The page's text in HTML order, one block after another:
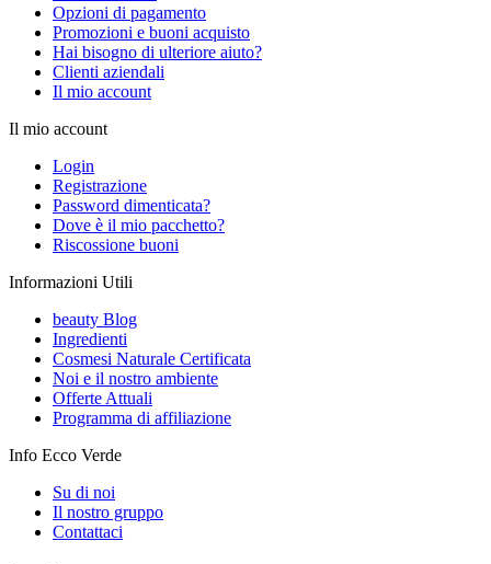
Opzioni di pagamento
Promozioni e buoni acquisto
Hai bisogno di ulteriore aiuto?
Clienti aziendali
Il mio account
Il mio account
Login
Registrazione
Password dimenticata?
Dove è il mio pacchetto?
Riscossione buoni
Informazioni Utili
beauty Blog
Ingredienti
Cosmesi Naturale Certificata
Noi e il nostro ambiente
Offerte Attuali
Programma di affiliazione
Info Ecco Verde
Su di noi
Il nostro gruppo
Contattaci